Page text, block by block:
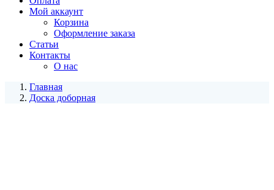
Мой аккаунт
Корзина
Оформление заказа
Статьи
Контакты
О нас
Главная
Доска доборная